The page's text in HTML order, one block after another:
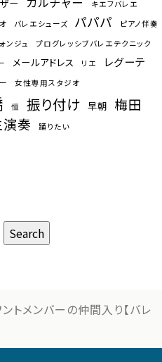
ー キエフバレエ
バレエシューズ パパパ ピアノ伴奏
ンジュ プログレッシブバレエテクニック
メールアドレス リエ レグーテ
女性専用スタジオ
恒 振り付け 早朝 梅田
演奏 踊りたい
Search
トメンバーの仲間入り【バレ